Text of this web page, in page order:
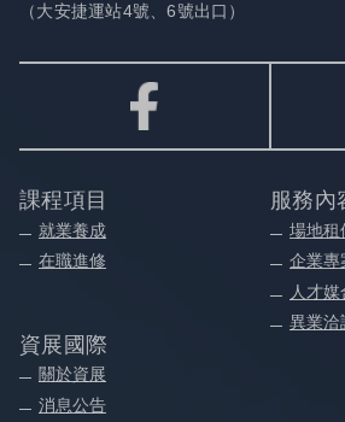
（大安捷運站4號、6號出口）
課程項目
就業養成
在職進修
服務內
場地租
企業專
人才媒
異業洽
資展國際
關於資展
消息公告